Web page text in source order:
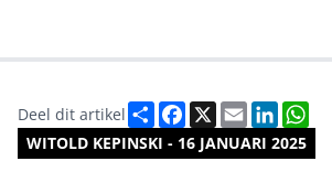
WITOLD KEPINSKI - 16 JANUARI 2025
Deel dit artikel DeelFacebook
X Email